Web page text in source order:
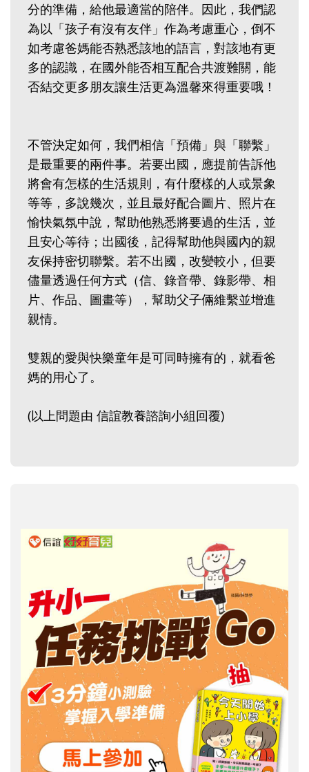
分的準備，給他最適當的陪伴。因此，我們認
為以「孩子有沒有友伴」作為考慮重心，倒不
如考慮爸媽能否熟悉該地的語言，對該地有更
多的認識，在國外能否相互配合共渡難關，能
否結交更多朋友讓生活更為溫馨來得重要哦！
不管決定如何，我們相信「預備」與「聯繫」
是最重要的兩件事。若要出國，應提前告訴他
將會有怎樣的生活規則，有什麼樣的人或景象
等等，多說幾次，並且最好配合圖片、照片在
愉快氣氛中說，幫助他熟悉將要過的生活，並
且安心等待；出國後，記得幫助他與國內的親
友保持密切聯繫。若不出國，改變較小，但要
儘量透過任何方式（信、錄音帶、錄影帶、相
片、作品、圖畫等），幫助父子倆維繫並增進
親情。
雙親的愛與快樂童年是可同時擁有的，就看爸
媽的用心了。
(以上問題由 信誼教養諮詢小組回覆)